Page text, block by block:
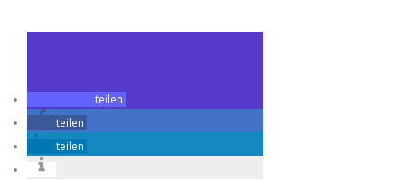
teilen
teilen
teilen